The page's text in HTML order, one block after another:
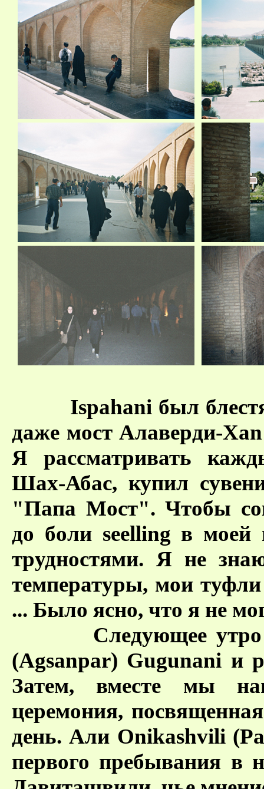
Ispahani был
даже мост Алаверди-
Я рассматривать
Шах-Абас, купил
"Папа Мост". Чтобы
до боли seelling в моей
трудностями. Я не
температуры, мои
... Было ясно, что я не
Следующее утро
(Agsanpar) Gugunani и
Затем, вместе мы
церемония,
день. Али Onikashvili
первого пребывания в